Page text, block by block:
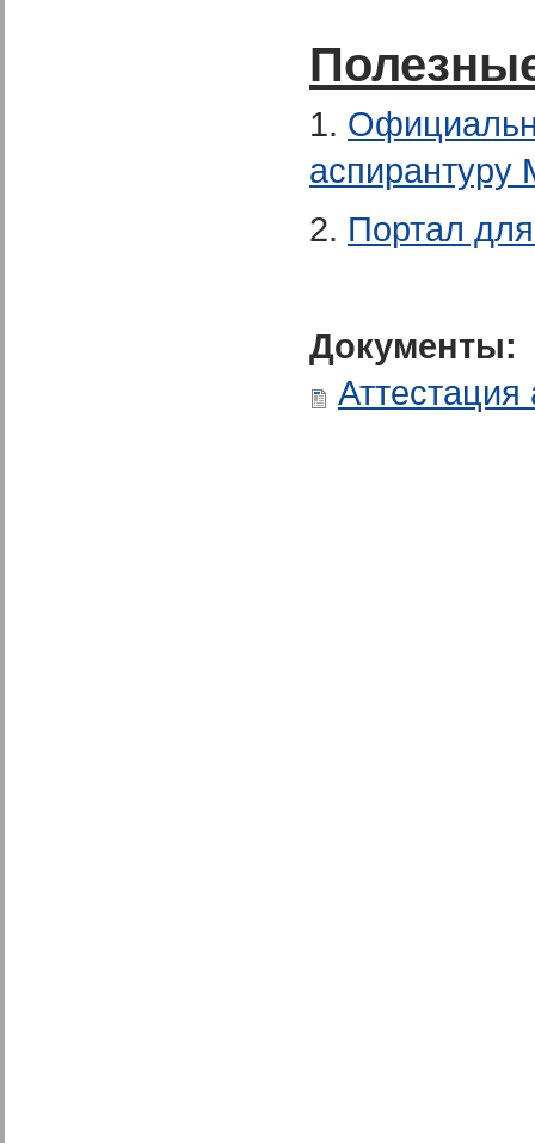
1.
2. Портал
Документы: